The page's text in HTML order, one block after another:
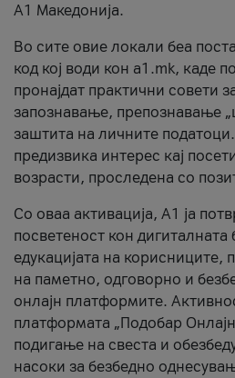
А1 Македонија.
Во сите овие локали беа
код кој води кон a1.mk, каде
пронајдат практични совети
запознавање, препознавање
заштита на личните
предизвика интерес кај
возрасти, проследена со
Со оваа активација, А1 ја
посветеност кон дигиталната
едукацијата на корисниците,
на паметно, одговорно и
онлајн платформите.
платформата „Подобар
подигање на свеста и
насоки за безбедно